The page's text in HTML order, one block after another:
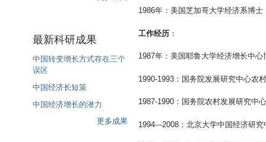
1986年：美国芝加哥大学经济系博士
工作经历 ：
1987年：美国耶鲁大学经济增长中心
1990-1993：国务院发展研究中心农
1987-1990：国务院农村发展研究中
1994---2008：北京大学中国经济研
最新科研成果
中国转变增长方式存在三个
误区
中国经济长短策
中国经济增长的潜力
更多成果